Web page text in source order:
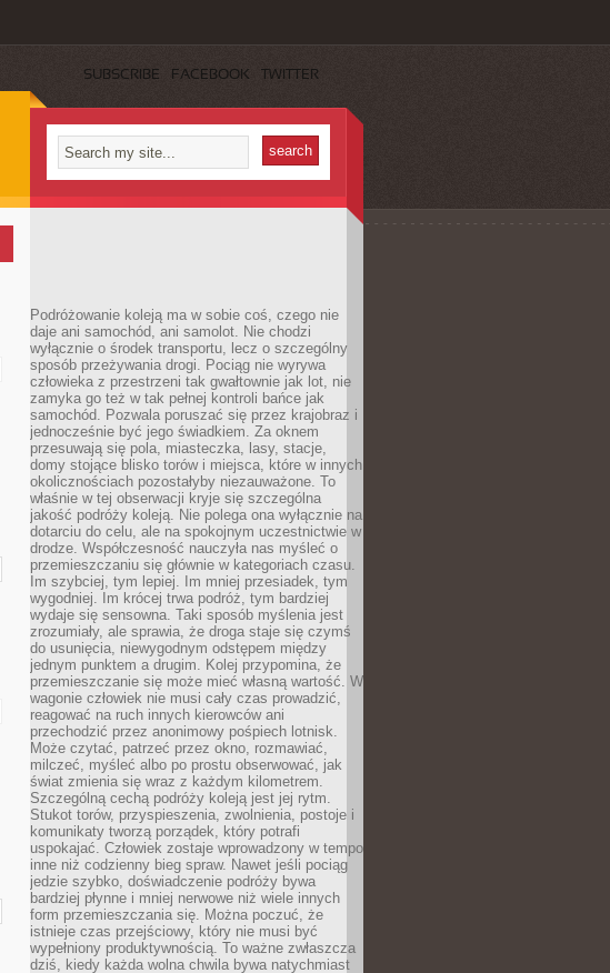
SUBSCRIBE FACEBOOK TWITTER
Podróżowanie koleją ma w sobie coś, czego nie
daje ani samochód, ani samolot. Nie chodzi
wyłącznie o środek transportu, lecz o szczególny
sposób przeżywania drogi. Pociąg nie wyrywa
człowieka z przestrzeni tak gwałtownie jak lot, nie
zamyka go też w tak pełnej kontroli bańce jak
samochód. Pozwala poruszać się przez krajobraz i
jednocześnie być jego świadkiem. Za oknem
przesuwają się pola, miasteczka, lasy, stacje,
domy stojące blisko torów i miejsca, które w innych
okolicznościach pozostałyby niezauważone. To
właśnie w tej obserwacji kryje się szczególna
jakość podróży koleją. Nie polega ona wyłącznie na
dotarciu do celu, ale na spokojnym uczestnictwie w
drodze. Współczesność nauczyła nas myśleć o
przemieszczaniu się głównie w kategoriach czasu.
Im szybciej, tym lepiej. Im mniej przesiadek, tym
wygodniej. Im krócej trwa podróż, tym bardziej
wydaje się sensowna. Taki sposób myślenia jest
zrozumiały, ale sprawia, że droga staje się czymś
do usunięcia, niewygodnym odstępem między
jednym punktem a drugim. Kolej przypomina, że
przemieszczanie się może mieć własną wartość. W
wagonie człowiek nie musi cały czas prowadzić,
reagować na ruch innych kierowców ani
przechodzić przez anonimowy pośpiech lotnisk.
Może czytać, patrzeć przez okno, rozmawiać,
milczeć, myśleć albo po prostu obserwować, jak
świat zmienia się wraz z każdym kilometrem.
Szczególną cechą podróży koleją jest jej rytm.
Stukot torów, przyspieszenia, zwolnienia, postoje i
komunikaty tworzą porządek, który potrafi
uspokajać. Człowiek zostaje wprowadzony w tempo
inne niż codzienny bieg spraw. Nawet jeśli pociąg
jedzie szybko, doświadczenie podróży bywa
bardziej płynne i mniej nerwowe niż wiele innych
form przemieszczania się. Można poczuć, że
istnieje czas przejściowy, który nie musi być
wypełniony produktywnością. To ważne zwłaszcza
dziś, kiedy każda wolna chwila bywa natychmiast